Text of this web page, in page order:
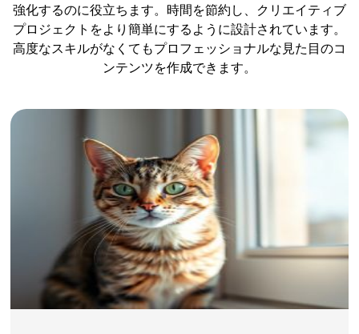
強化するのに役立ちます。時間を節約し、クリエイティブ
プロジェクトをより簡単にするように設計されています。
高度なスキルがなくてもプロフェッショナルな見た目のコ
ンテンツを作成できます。